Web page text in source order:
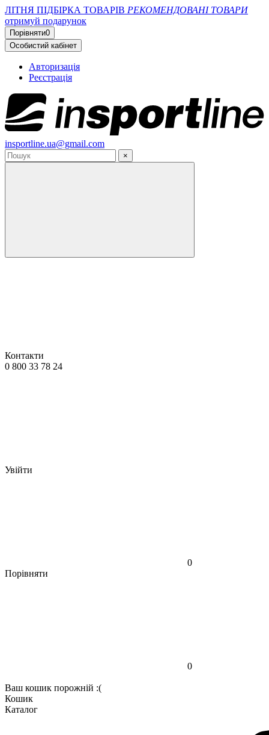
ЛІТНЯ ПІДБІРКА ТОВАРІВ РЕКОМЕНДОВАНІ ТОВАРИ
отримуй подарунок
Порівняти0
Особистий кабінет
Авторизація
Реєстрація
insportline.ua@gmail.com
×
Контакти
0 800 33 78 24
Увійти
0
Порівняти
0
Ваш кошик порожній :(
Кошик
Каталог